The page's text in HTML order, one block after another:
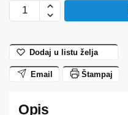
Pisoar
gornji
odvod
V/H
FELIX
Kolo
Dodaj u listu želja
Email Štampaj